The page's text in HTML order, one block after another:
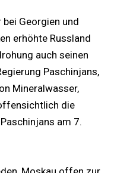
Georgien und
erhöhte Russland
auch seinen
Paschinjans,
Mineralwasser,
die
am 7.